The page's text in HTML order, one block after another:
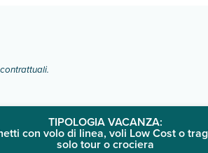
TIPOLOGIA VACANZA:
con volo di linea, voli Low Cost o
solo tour o crociera